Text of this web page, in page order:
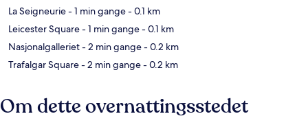
La Seigneurie- 1 min gange- 0.1 km
Leicester Square- 1 min gange- 0.1 km
Nasjonalgalleriet- 2 min gange- 0.2 km
Trafalgar Square- 2 min gange- 0.2 km
Om dette overnattingsstedet